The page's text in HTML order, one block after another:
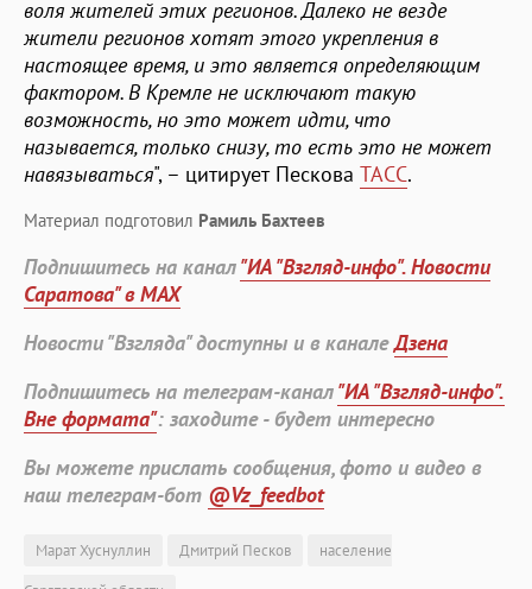
воля жителей этих регионов. Далеко не везде
жители регионов хотят этого укрепления в
настоящее время, и это является определяющим
фактором. В Кремле не исключают такую
возможность, но это может идти, что
называется, только снизу, то есть это не может
навязываться", – цитирует Пескова ТАСС.
Материал подготовил Рамиль Бахтеев
Подпишитесь на канал"ИА "Взгляд-инфо". Новости
Саратова" в MAX
Новости "Взгляда" доступны и в каналеДзена
Подпишитесь на телеграм-канал"ИА "Взгляд-инфо".
Вне формата": заходите - будет интересно
Вы можете прислать сообщения, фото и видео в
наш телеграм-бот @Vz_feedbot
Марат Хуснуллин Дмитрий Песков
население